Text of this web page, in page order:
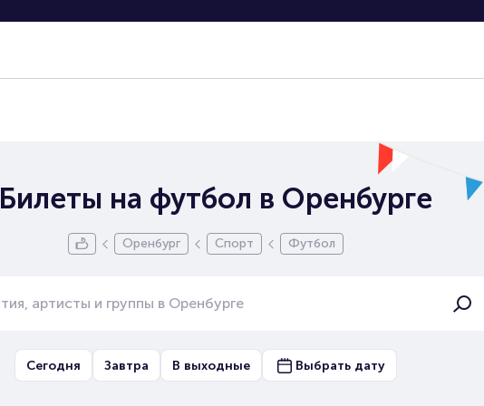
Билеты на футбол в Оренбурге
Оренбург Спорт Футбол
Сегодня Завтра В выходные Выбрать дату